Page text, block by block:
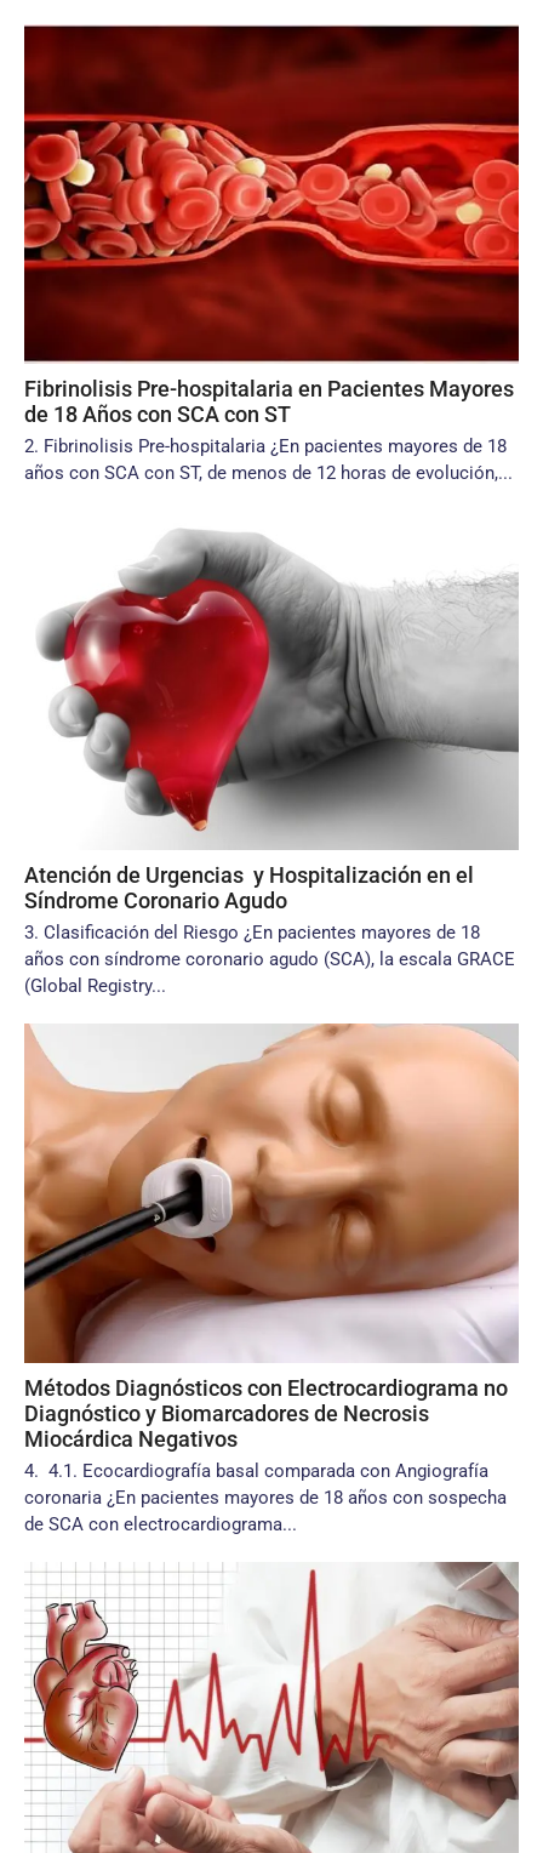
Fibrinolisis Pre-hospitalaria en Pacientes Mayores
de 18 Años con SCA con ST
2. Fibrinolisis Pre-hospitalaria ¿En pacientes mayores de 18
años con SCA con ST, de menos de 12 horas de evolución,...
Atención de Urgencias y Hospitalización en el
Síndrome Coronario Agudo
3. Clasificación del Riesgo ¿En pacientes mayores de 18
años con síndrome coronario agudo (SCA), la escala GRACE
(Global Registry...
Métodos Diagnósticos con Electrocardiograma no
Diagnóstico y Biomarcadores de Necrosis
Miocárdica Negativos
4. 4.1. Ecocardiografía basal comparada con Angiografía
coronaria ¿En pacientes mayores de 18 años con sospecha
de SCA con electrocardiograma...